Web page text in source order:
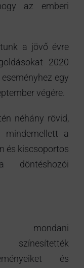
az emberi
a jövő évre
2020
egy
végére.
néhány rövid,
mindemellett a
és kiscsoportos
döntéshozói
mondani
színesítették
és